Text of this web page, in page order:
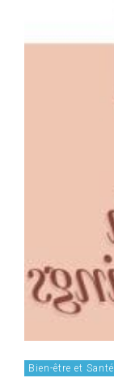
Bien-être et Santé